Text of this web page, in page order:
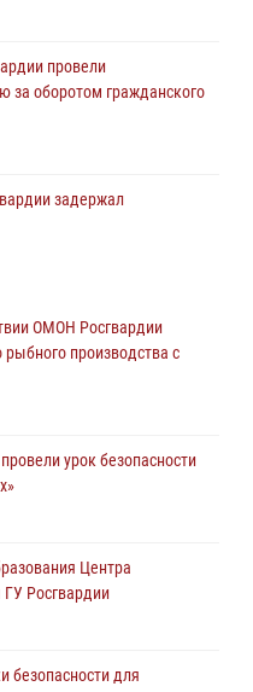
провели
за оборотом гражданского
задержал
задержали
рядом с жилыми
обеспечили
- "Балтика"
обнаружил
объявленный в розыск
ОМОН Росгвардии
рыбного производства с
урок безопасности
Центра
Росгвардии
безопасности для